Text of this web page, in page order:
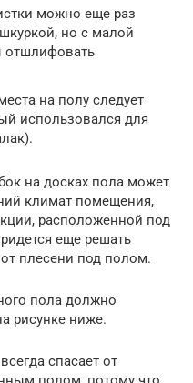
можно еще раз
но с малой
отшлифовать
на полу следует
использовался для
на досках пола может
климат помещения,
расположенной под
еще решать
плесени под полом.
пола должно
рисунке ниже.
спасает от